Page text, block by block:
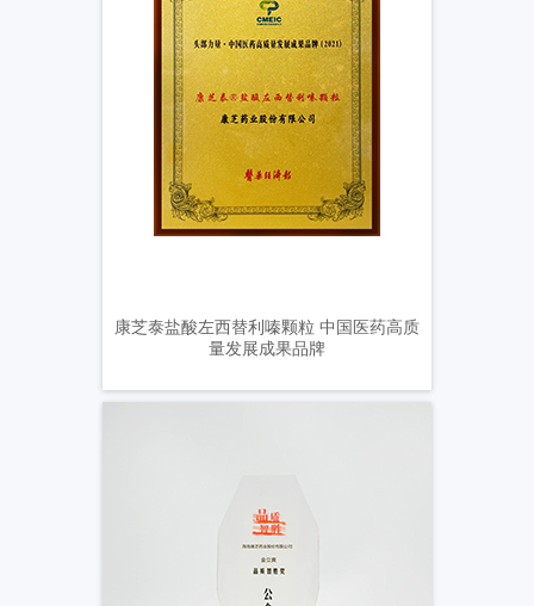
康芝泰盐酸左西替利嗪颗粒 中国医药高质
量发展成果品牌